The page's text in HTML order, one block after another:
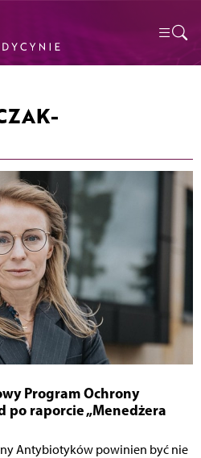
Program Ochrony
raporcie „Menedżera
Antybiotyków powinien być nie